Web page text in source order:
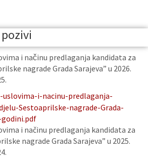
i načinu predlaganja kandidata za
nagrade Grada Sarajeva” u 2026.
i-nacinu-predlaganja-
Sestoaprilske-nagrade-Grada-
godini.pdf
i načinu predlaganja kandidata za
nagrade Grada Sarajeva” u 2025.